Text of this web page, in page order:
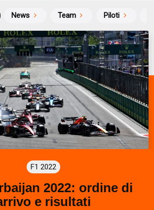
News Team Piloti
F1 2022
2022: ordine di
e risultati